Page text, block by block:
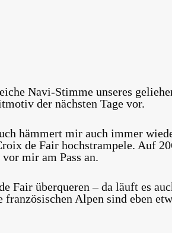
Navi-Stimme unseres
der nächsten Tage vor.
hämmert mir auch immer
de Fair hochstrampele. Auf
mir am Pass an.
Fair überqueren – da läuft es
Alpen sind eben